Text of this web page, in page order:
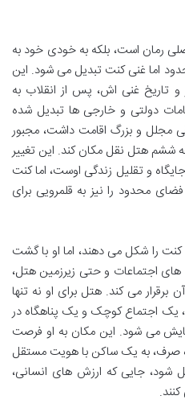
رمان است، بلکه به خودی خود به
اما غنی کنت تبدیل می شود. این
تاریخ غنی اش، پس از انقلاب به
دولتی و خارجی ها تبدیل شده
مجلل و بزرگ اقامت داشت، مجبور
ششم هتل نقل مکان کند. این تغییر
و تقلیل زندگی اوست، اما کنت
محدود را نیز به قلمرویی برای
را شکل می دهند، اما او با گشت
های اجتماعات و حتی زیرزمین هتل،
برقرار می کند. هتل برای او نه تنها
یک اجتماع کوچک و یک پناهگاه در
می شود. این مکان به او فرصت
صرف، به یک ساکن با هویت مستقل
شود، جایی که ارزش های انسانی،